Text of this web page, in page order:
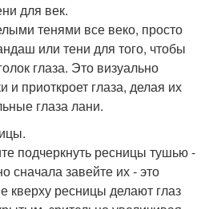
для век.
тенями все веко, просто
или тени для того, чтобы
глаза. Это визуально
и приоткроет глаза, делая их
глаза лани.
подчеркнуть ресницы тушью -
сначала завейте их - это
кверху ресницы делают глаз